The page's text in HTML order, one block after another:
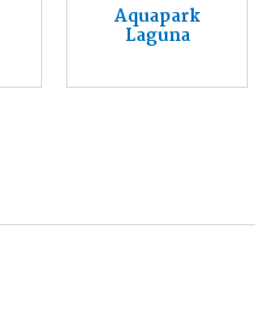
Aquapark
Laguna